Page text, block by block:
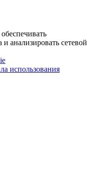
анализировать сетевой
использования